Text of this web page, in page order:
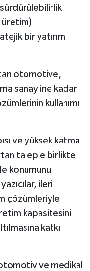
sürdürülebilirlik
üretim)
bir yatırım
otomotive,
sanayiine kadar
kullanımı
ve yüksek katma
taleple birlikte
konumunu
ileri
çözümleriyle
kapasitesini
katkı
ve medikal